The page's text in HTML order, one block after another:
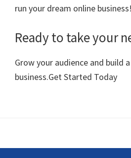
run your dream online
Ready to take your
Grow your audience and build
business.Get Started Today